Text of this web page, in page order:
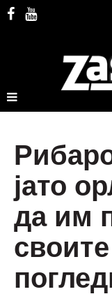
јато
да им